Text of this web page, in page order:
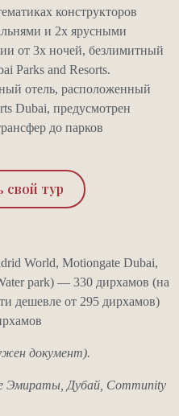
конструкторов
и 2х ярусными
от 3х ночей, безлимитный
Parks and Resorts.
отель, расположенный
Dubai, предусмотрен
до парков
свой тур
World, Motiongate Dubai,
park) — 330 дирхамов (на
дешевле от 295 дирхамов)
документ).
Эмираты, Дубай, Community